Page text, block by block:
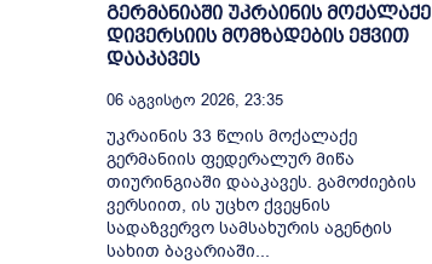
გერმანიაში უკრაინის მოქალაქე
დივერსიის მომზადების ეჭვით
დააკავეს
06 Აგვისტო 2026, 23:35
უკრაინის 33 წლის მოქალაქე
გერმანიის ფედერალურ მიწა
თიურინგიაში დააკავეს. გამოძიების
ვერსიით, ის უცხო ქვეყნის
სადაზვერვო სამსახურის აგენტის
სახით ბავარიაში...